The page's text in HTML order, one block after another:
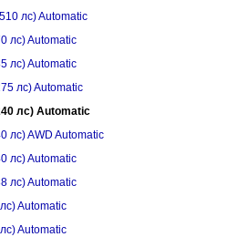
лс) Automatic
лс) Automatic
лс) Automatic
лс) Automatic
лс) Automatic
лс) AWD Automatic
лс) Automatic
лс) Automatic
Automatic
Automatic